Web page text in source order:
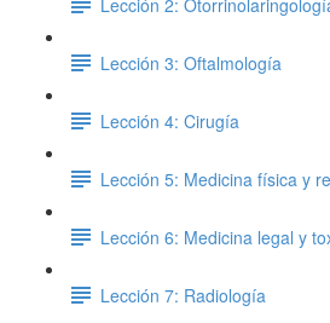
Lección 3: Oftalmología
Lección 4: Cirugía
Lección 5: Medicina física y
Lección 6: Medicina legal y
Lección 7: Radiología